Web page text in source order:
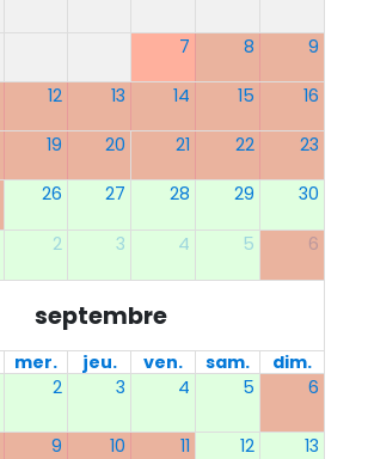
7 8 9
12 13 14 15 16
19 20 21 22 23
26 27 28 29 30
2 3 4 5 6
septembre
mer. jeu. ven. sam.
dim.
2 3 4 5 6
9 10 11 12 13